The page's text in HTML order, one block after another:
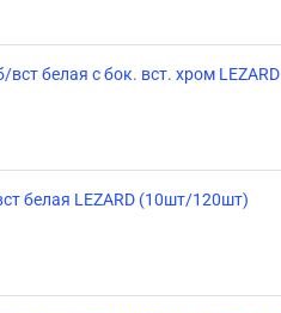
белая с бок. вст. хром LEZARD
белая LEZARD (10шт/120шт)